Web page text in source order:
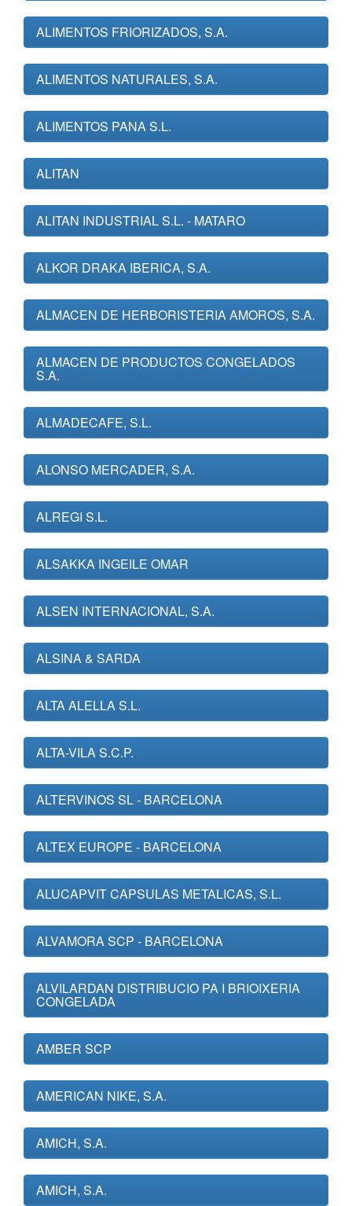
ALIMENTOS FRIORIZADOS, S.A.
ALIMENTOS NATURALES, S.A.
ALIMENTOS PANA S.L.
ALITAN
ALITAN INDUSTRIAL S.L. - MATARO
ALKOR DRAKA IBERICA, S.A.
ALMACEN DE HERBORISTERIA AMOROS, S.A.
ALMACEN DE PRODUCTOS CONGELADOS
S.A.
ALMADECAFE, S.L.
ALONSO MERCADER, S.A.
ALREGI S.L.
ALSAKKA INGEILE OMAR
ALSEN INTERNACIONAL, S.A.
ALSINA & SARDA
ALTA ALELLA S.L.
ALTA-VILA S.C.P.
ALTERVINOS SL - BARCELONA
ALTEX EUROPE - BARCELONA
ALUCAPVIT CAPSULAS METALICAS, S.L.
ALVAMORA SCP - BARCELONA
ALVILARDAN DISTRIBUCIO PA I BRIOIXERIA
CONGELADA
AMBER SCP
AMERICAN NIKE, S.A.
AMICH, S.A.
AMICH, S.A.